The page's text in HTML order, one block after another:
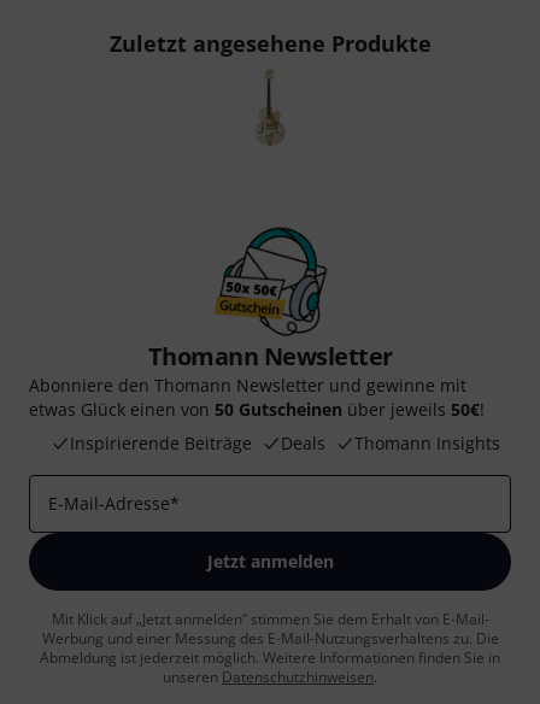
Zuletzt angesehene Produkte
Thomann Newsletter
Abonniere den Thomann Newsletter und gewinne mit
etwas Glück einen von 50 Gutscheinen über jeweils 50€!
Inspirierende Beiträge
Deals Thomann Insights
E-Mail-Adresse*
Jetzt anmelden
Mit Klick auf „Jetzt anmelden“ stimmen Sie dem Erhalt von E-Mail-
Werbung und einer Messung des E-Mail-Nutzungsverhaltens zu. Die
Abmeldung ist jederzeit möglich. Weitere Informationen finden Sie in
unseren Datenschutzhinweisen.